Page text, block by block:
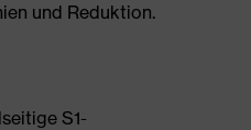
und Reduktion.
S1-